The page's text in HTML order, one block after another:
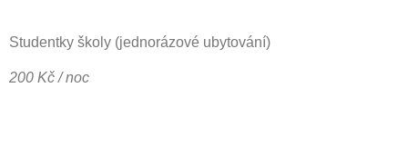
Studentky školy (jednorázové ubytování)
200 Kč / noc